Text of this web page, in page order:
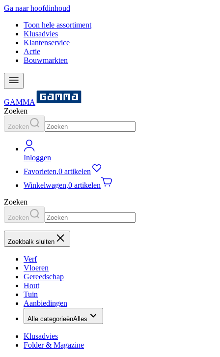
Ga naar hoofdinhoud
Toon hele assortiment
Klusadvies
Klantenservice
Actie
Bouwmarkten
GAMMA
Zoeken
Zoeken
Inloggen
Favorieten,0 artikelen
Winkelwagen,0 artikelen
Zoeken
Zoeken
Zoekbalk sluiten
Verf
Vloeren
Gereedschap
Hout
Tuin
Aanbiedingen
Alle categorieënAlles
Klusadvies
Folder & Magazine